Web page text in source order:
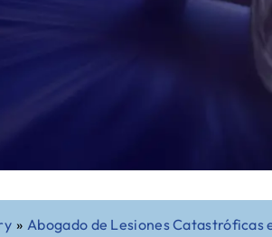
» Abogado de Lesiones Catastróficas